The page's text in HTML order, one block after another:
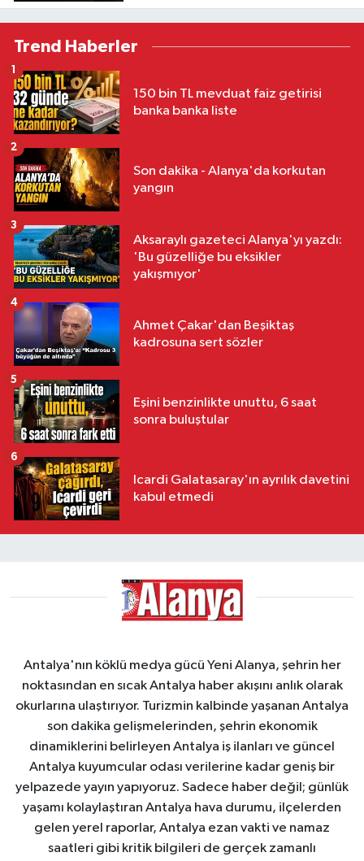
Trend Haberler
150 bin TL mevduat faiz getirisi
banka banka liste
1
Son dakika - Alanya'da korkutan
yangın
2
Aksaraylı gazeteci Alanya'yı yazdı:
'Bu güzelliğe bu eksikler
yakışmıyor'
3
Ahmet Çakar'dan Beşiktaş
kadrosuna sert sözler
4
Eşini benzinlikte unuttu, 6 saat
sonra buluştular
5
Icardi Galatasaray'ın ayrılık davetini
kabul etmedi
6
Antalya'nın köklü medya gücü Yeni Alanya, şehrin her
noktasından en sıcak Antalya haber akışını anlık olarak
okurlarına ulaştırıyor. Turizmin kalbinde yaşanan Antalya
son dakika gelişmelerinden, şehrin ekonomik
dinamiklerini belirleyen Antalya iş ilanları ve güncel
Antalya kuyumcular odası verilerine kadar geniş bir
yelpazede yayın yapıyoruz. Sadece haber değil; günlük
yaşamı kolaylaştıran Antalya hava durumu, ilçelerden
gelen yerel raporlar, Antalya ezan vakti ve namaz
saatleri gibi kritik bilgileri de gerçek zamanlı